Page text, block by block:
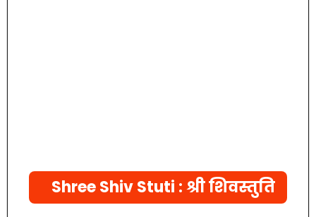
Shree Shiv Stuti : श्री शिवस्तुति